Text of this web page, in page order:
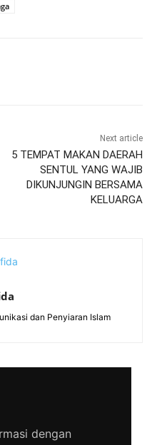
Next article
5 TEMPAT MAKAN DAERAH
SENTUL YANG WAJIB
DIKUNJUNGIN BERSAMA
KELUARGA
dan Penyiaran Islam
dengan